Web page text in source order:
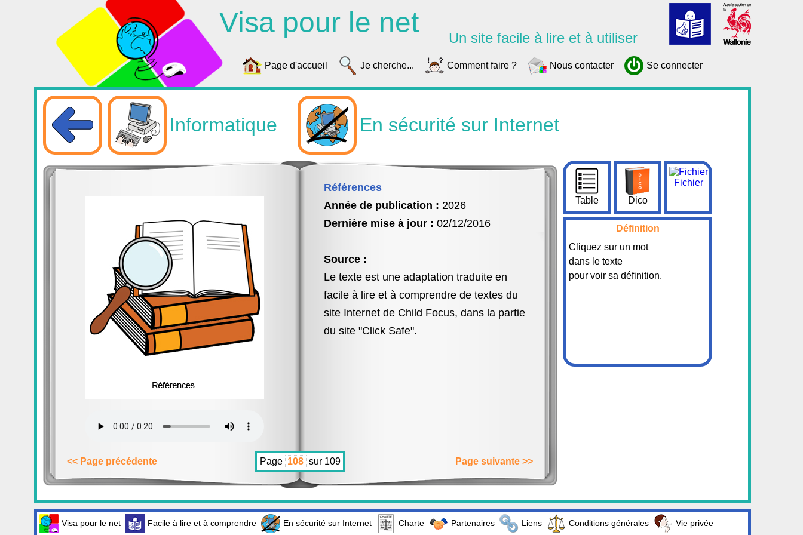
Visa pour le net Un site facile à lire et à utiliser
Page d'accueil Je cherche... Comment faire ? Nous contacter Se connecter
Informatique En sécurité sur Internet
Références
Année de publication : 2026
Dernière mise à jour : 02/12/2016
Source :
Le texte est une adaptation traduite en
facile à lire et à comprendre de textes du
site Internet de Child Focus, dans la partie
du site "Click Safe".
<< Page précédente Page sur 109 Page suivante >>
Table Dico
Fichier
Définition
Cliquez sur un mot
dans le texte
pour voir sa définition.
Visa pour le net Facile à lire et à comprendre En sécurité sur Internet Charte Partenaires Liens Conditions générales Vie privée